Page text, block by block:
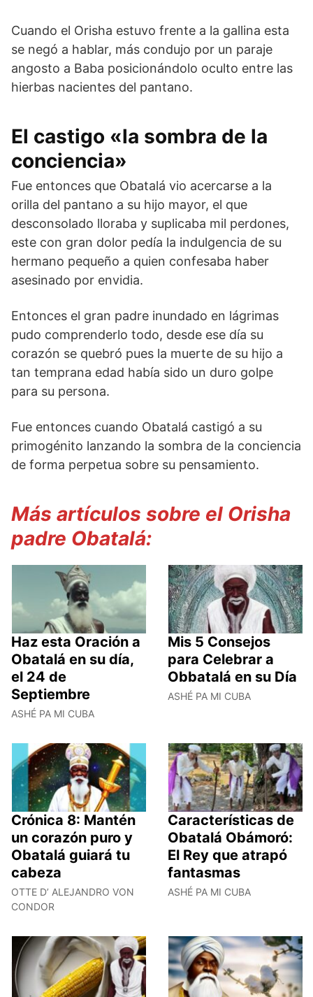
Cuando el Orisha estuvo frente a la gallina esta
se negó a hablar, más condujo por un paraje
angosto a Baba posicionándolo oculto entre las
hierbas nacientes del pantano.
El castigo «la sombra de la
conciencia»
Fue entonces que Obatalá vio acercarse a la
orilla del pantano a su hijo mayor, el que
desconsolado lloraba y suplicaba mil perdones,
este con gran dolor pedía la indulgencia de su
hermano pequeño a quien confesaba haber
asesinado por envidia.
Entonces el gran padre inundado en lágrimas
pudo comprenderlo todo, desde ese día su
corazón se quebró pues la muerte de su hijo a
tan temprana edad había sido un duro golpe
para su persona.
Fue entonces cuando Obatalá castigó a su
primogénito lanzando la sombra de la conciencia
de forma perpetua sobre su pensamiento.
Más artículos sobre el Orisha
padre Obatalá:
Haz esta Oración a
Obatalá en su día,
el 24 de
Septiembre
ASHÉ PA MI CUBA
Mis 5 Consejos
para Celebrar a
Obbatalá en su Día
ASHÉ PA MI CUBA
Crónica 8: Mantén
un corazón puro y
Obatalá guiará tu
cabeza
OTTE D’ ALEJANDRO VON
CONDOR
Características de
Obatalá Obámoró:
El Rey que atrapó
fantasmas
ASHÉ PA MI CUBA